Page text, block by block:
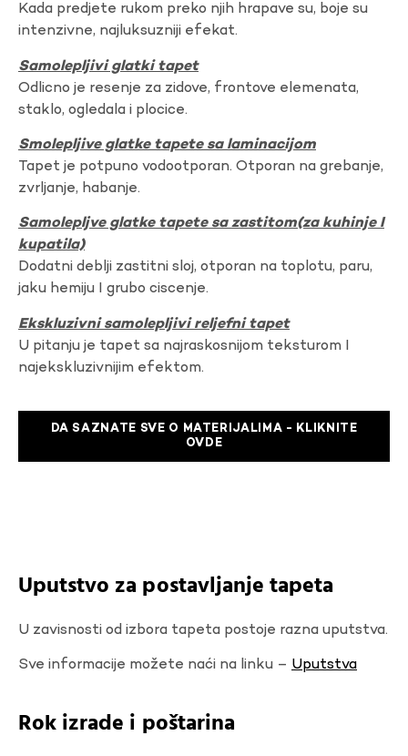
Kada predjete rukom preko njih hrapave su, boje su
intenzivne, najluksuzniji efekat.
Samolepljivi glatki tapet
Odlicno je resenje za zidove, frontove elemenata,
staklo, ogledala i plocice.
Smolepljive glatke tapete sa laminacijom
Tapet je potpuno vodootporan. Otporan na grebanje,
zvrljanje, habanje.
Samolepljve glatke tapete sa zastitom(za kuhinje I
kupatila)
Dodatni deblji zastitni sloj, otporan na toplotu, paru,
jaku hemiju I grubo ciscenje.
Ekskluzivni samolepljivi reljefni tapet
U pitanju je tapet sa najraskosnijom teksturom I
najekskluzivnijim efektom.
DA SAZNATE SVE O MATERIJALIMA - KLIKNITE
OVDE
Uputstvo za postavljanje tapeta
U zavisnosti od izbora tapeta postoje razna uputstva.
Sve informacije možete naći na linku – Uputstva
Rok izrade i poštarina